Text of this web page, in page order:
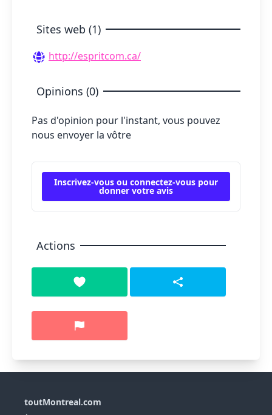
Sites web (1)
http://espritcom.ca/
Opinions (0)
Pas d'opinion pour l'instant, vous pouvez
nous envoyer la vôtre
Inscrivez-vous ou connectez-vous pour
donner votre avis
Actions
toutMontreal.com